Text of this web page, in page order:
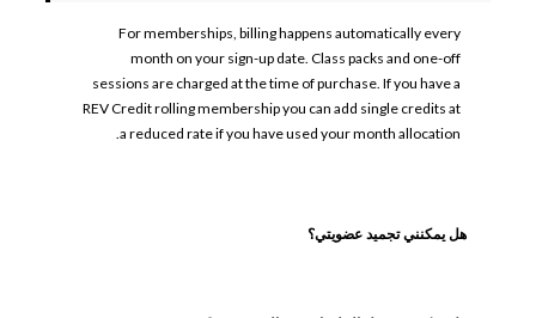
For memberships, billing happens automatically every
month on your sign-up date. Class packs and one-off
sessions are charged at the time of purchase. If you have a
REV Credit rolling membership you can add single credits at
a reduced rate if you have used your month allocation.
هل يمكنني تجميد عضويتي؟